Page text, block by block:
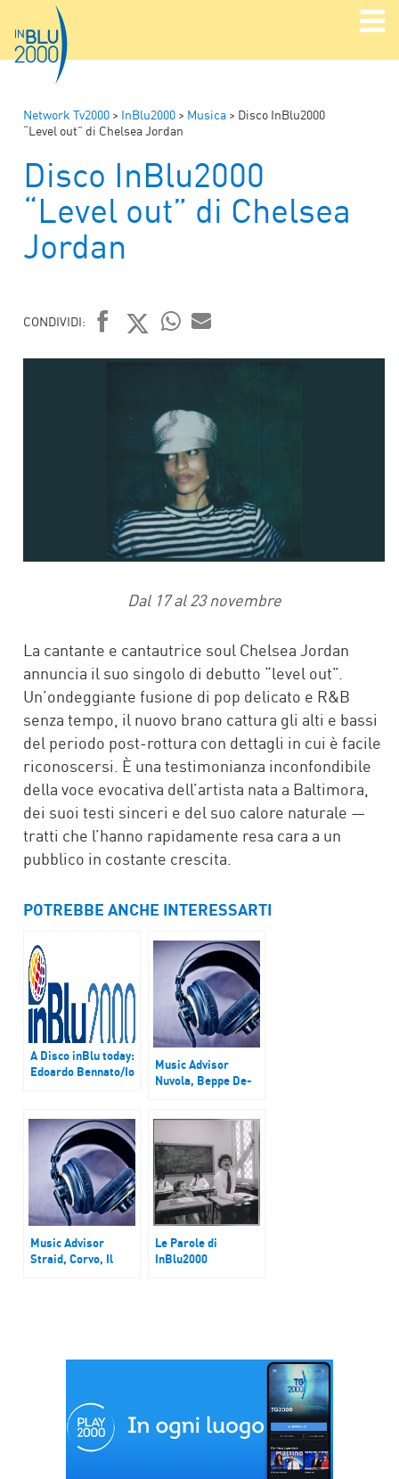
Network Tv2000 > InBlu2000 > Musica > Disco InBlu2000
“Level out” di Chelsea Jordan
Disco InBlu2000
“Level out” di Chelsea
Jordan
CONDIVIDI:
FACEBOOK
TWITTER
WHATSAPP
MAIL
Dal 17 al 23 novembre
La cantante e cantautrice soul Chelsea Jordan
annuncia il suo singolo di debutto “level out”.
Un’ondeggiante fusione di pop delicato e R&B
senza tempo, il nuovo brano cattura gli alti e bassi
del periodo post-rottura con dettagli in cui è facile
riconoscersi. È una testimonianza inconfondibile
della voce evocativa dell’artista nata a Baltimora,
dei suoi testi sinceri e del suo calore naturale —
tratti che l’hanno rapidamente resa cara a un
pubblico in costante crescita.
POTREBBE ANCHE INTERESSARTI
A Disco inBlu today:
Edoardo Bennato/Io
Music Advisor
Nuvola, Beppe De-
Music Advisor
Straid, Corvo, Il
Le Parole di
InBlu2000